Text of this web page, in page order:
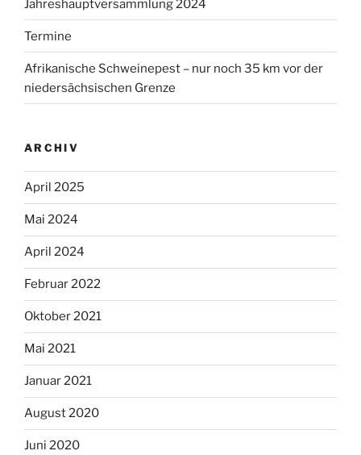
Jahreshauptversammlung 2024
Termine
Afrikanische Schweinepest – nur noch 35 km vor der
niedersächsischen Grenze
ARCHIV
April 2025
Mai 2024
April 2024
Februar 2022
Oktober 2021
Mai 2021
Januar 2021
August 2020
Juni 2020